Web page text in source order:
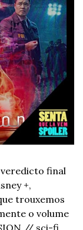
final
+,
trouxemos
o volume
// sci-fi,